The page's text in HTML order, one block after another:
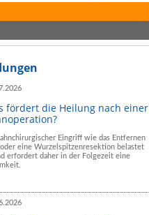
fördert die Heilung nach einer
Eingriff wie das Entfernen
eine Wurzelspitzenresektion belastet
erfordert daher in der Folgezeit eine